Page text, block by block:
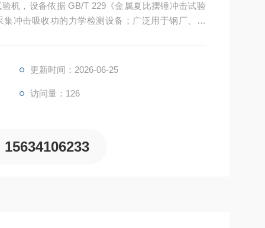
机，设备依据 GB/T 229《金属夏比摆锤冲击试验
冲击吸收功的力学检测设备；广泛用于钢厂、铸
更新时间：2026-06-25
访问量：126
15634106233